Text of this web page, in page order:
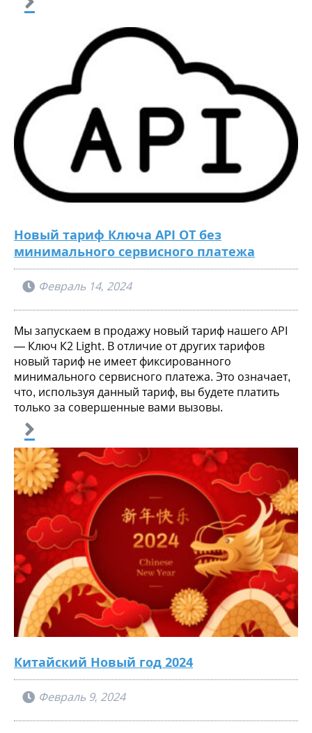
Новый тариф Ключа API OT без
минимального сервисного платежа
Февраль 14, 2024
Мы запускаем в продажу новый тариф нашего API
— Ключ К2 Light. В отличие от других тарифов
новый тариф не имеет фиксированного
минимального сервисного платежа. Это означает,
что, используя данный тариф, вы будете платить
только за совершенные вами вызовы.
Китайский Новый год 2024
Февраль 9, 2024